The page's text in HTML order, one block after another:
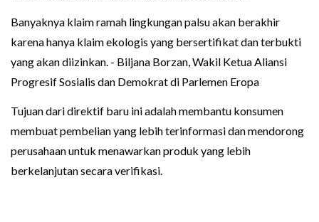
Banyaknya klaim ramah lingkungan palsu akan berakhir
karena hanya klaim ekologis yang bersertifikat dan terbukti
yang akan diizinkan. - Biljana Borzan, Wakil Ketua Aliansi
Progresif Sosialis dan Demokrat di Parlemen Eropa
Tujuan dari direktif baru ini adalah membantu konsumen
membuat pembelian yang lebih terinformasi dan mendorong
perusahaan untuk menawarkan produk yang lebih
berkelanjutan secara verifikasi.